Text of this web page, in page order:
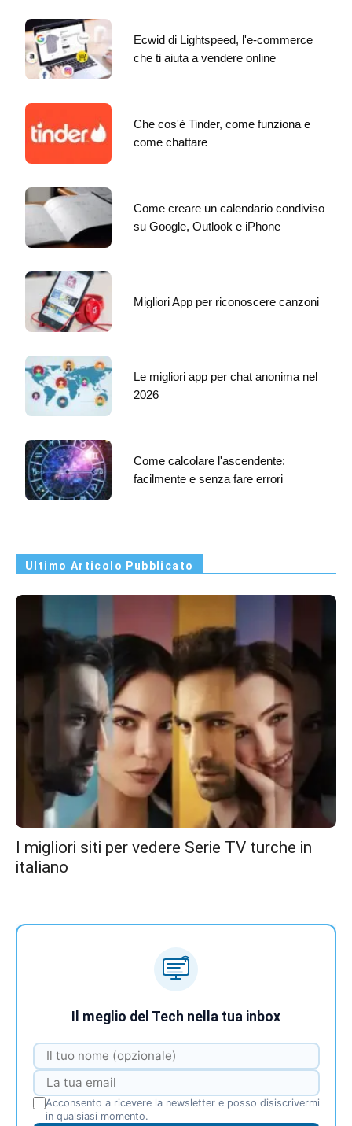
Ecwid di Lightspeed, l'e-commerce
che ti aiuta a vendere online
Che cos'è Tinder, come funziona e
come chattare
Come creare un calendario condiviso
su Google, Outlook e iPhone
Migliori App per riconoscere canzoni
Le migliori app per chat anonima nel
2026
Come calcolare l'ascendente:
facilmente e senza fare errori
Ultimo Articolo Pubblicato
I migliori siti per vedere Serie TV turche in
italiano
Il meglio del Tech nella tua inbox
Acconsento a ricevere la newsletter e posso disiscrivermi
in qualsiasi momento.